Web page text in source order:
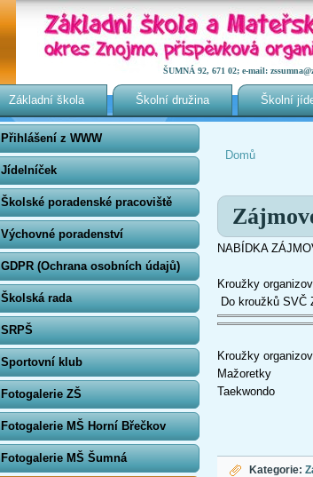
ŠUMNÁ 92, 671 02; e-mail:
Základní škola Školní družina Školní
Přihlášení z WWW
Jídelníček
Školské poradenské pracoviště
Výchovné poradenství
GDPR (Ochrana osobních údajů)
Školská rada
SRPŠ
Sportovní klub
Fotogalerie ZŠ
Fotogalerie MŠ Horní Břečkov
Fotogalerie MŠ Šumná
Domů
NABÍDKA
Kroužky
Do kroužků SVČ
Kroužky
Mažoretky
Taekwondo
Kategorie: